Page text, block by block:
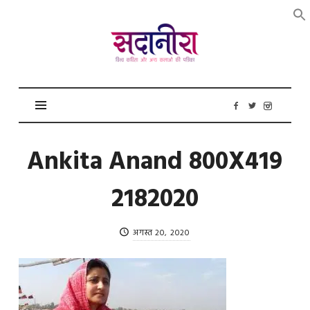
सदानीरा
Ankita Anand 800X419
2182020
अगस्त 20, 2020